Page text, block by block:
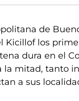
de
Kicillof los
dura en el
la mitad, tanto
a sus